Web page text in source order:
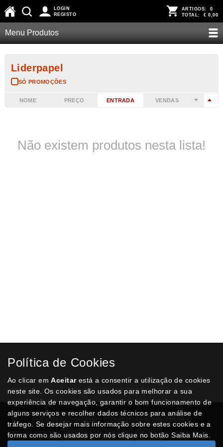
LOGIN
REGISTO
ARTIGOS: 0
TOTAL: € 0,00
Menu Produtos
Liderpapel
SÓ PROMOÇÕES
NOME PREÇO ENTRADA VENDAS
Não existem produtos nesta lista!
Termos e Condições
Livro de reclamações Lista
Política de Cookies
Ao clicar emAceitarestá a consentir a utilização de cookies
neste site. Os cookies são usados para melhorar a sua
experiência de navegação, garantir o bom funcionamento de
alguns serviços e recolher dados técnicos para análise de
tráfego. Se desejar mais informação sobre estes cookies e a
forma como são usados por nós clique no botão Saiba Mais.